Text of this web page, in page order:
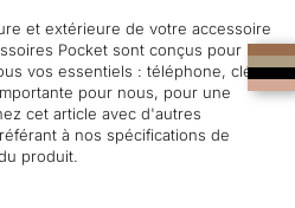
et extérieure de votre accessoire
Pocket sont conçus pour
vos essentiels : téléphone, clés,
pour nous, pour une
cet article avec d'autres
à nos spécifications de
produit.